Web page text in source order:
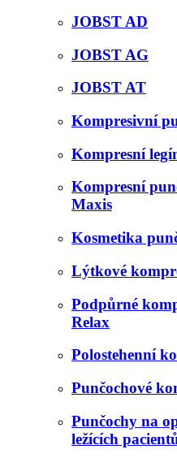
JOBST AD
JOBST AG
JOBST AT
Kompresivní
Kompresní
Kompresní
Maxis
Kosmetika
Lýtkové
Podpůrné
Relax
Polostehenní
Punčochové
Punčochy na
ležících